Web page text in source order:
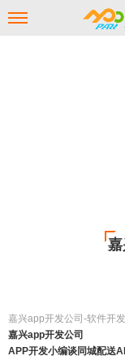
嘉兴app开发公司-软件开发
嘉兴app开发公司
APP开发小编谈同城配送